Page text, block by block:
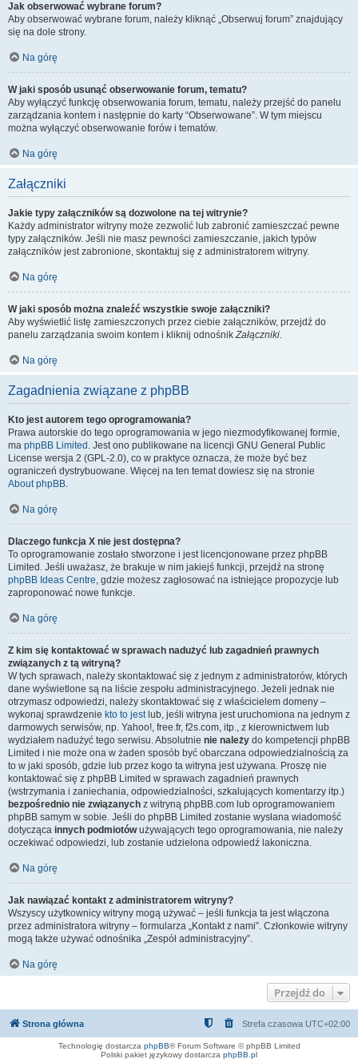
Jak obserwować wybrane forum?
Aby obserwować wybrane forum, należy kliknąć „Obserwuj forum” znajdujący
się na dole strony.
Na górę
W jaki sposób usunąć obserwowanie forum, tematu?
Aby wyłączyć funkcję obserwowania forum, tematu, należy przejść do panelu
zarządzania kontem i następnie do karty “Obserwowane”. W tym miejscu
można wyłączyć obserwowanie forów i tematów.
Na górę
Załączniki
Jakie typy załączników są dozwolone na tej witrynie?
Każdy administrator witryny może zezwolić lub zabronić zamieszczać pewne
typy załączników. Jeśli nie masz pewności zamieszczanie, jakich typów
załączników jest zabronione, skontaktuj się z administratorem witryny.
Na górę
W jaki sposób można znaleźć wszystkie swoje załączniki?
Aby wyświetlić listę zamieszczonych przez ciebie załączników, przejdź do
panelu zarządzania swoim kontem i kliknij odnośnikZałączniki.
Na górę
Zagadnienia związane z phpBB
Kto jest autorem tego oprogramowania?
Prawa autorskie do tego oprogramowania w jego niezmodyfikowanej formie,
ma phpBB Limited . Jest ono publikowane na licencji GNU General Public
License wersja 2 (GPL-2.0), co w praktyce oznacza, że może być bez
ograniczeń dystrybuowane. Więcej na ten temat dowiesz się na stronie
About phpBB.
Na górę
Dlaczego funkcja X nie jest dostępna?
To oprogramowanie zostało stworzone i jest licencjonowane przez phpBB
Limited. Jeśli uważasz, że brakuje w nim jakiejś funkcji, przejdź na stronę
phpBB Ideas Centre, gdzie możesz zagłosować na istniejące propozycje lub
zaproponować nowe funkcje.
Na górę
Z kim się kontaktować w sprawach nadużyć lub zagadnień prawnych
związanych z tą witryną?
W tych sprawach, należy skontaktować się z jednym z administratorów, których
dane wyświetlone są na liście zespołu administracyjnego. Jeżeli jednak nie
otrzymasz odpowiedzi, należy skontaktować się z właścicielem domeny –
wykonaj sprawdzenie kto to jestlub, jeśli witryna jest uruchomiona na jednym z
darmowych serwisów, np. Yahoo!, free.fr, f2s.com, itp., z kierownictwem lub
wydziałem nadużyć tego serwisu. Absolutnie nie należy do kompetencji phpBB
Limited i nie może ona w żaden sposób być obarczana odpowiedzialnością za
to w jaki sposób, gdzie lub przez kogo ta witryna jest używana. Proszę nie
kontaktować się z phpBB Limited w sprawach zagadnień prawnych
(wstrzymania i zaniechania, odpowiedzialności, szkalujących komentarzy itp.)
bezpośrednio nie związanych z witryną phpBB.com lub oprogramowaniem
phpBB samym w sobie. Jeśli do phpBB Limited zostanie wysłana wiadomość
dotycząca innych podmiotówużywających tego oprogramowania, nie należy
oczekiwać odpowiedzi, lub zostanie udzielona odpowiedź lakoniczna.
Na górę
Jak nawiązać kontakt z administratorem witryny?
Wszyscy użytkownicy witryny mogą używać – jeśli funkcja ta jest włączona
przez administratora witryny – formularza „Kontakt z nami”. Członkowie witryny
mogą także używać odnośnika „Zespół administracyjny”.
Na górę
Przejdź do
Strona główna Strefa czasowa UTC+02:00
Technologię dostarcza phpBB® Forum Software © phpBB Limited
Polski pakiet językowy dostarcza phpBB.pl